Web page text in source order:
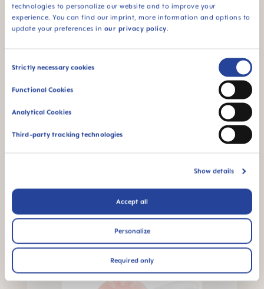
technologies to personalize our website and to improve your
experience. You can find our imprint, more information and options to
update your preferences in our privacy policy.
Consent
Strictly necessary cookies
Functional Cookies
Analytical Cookies
Third-party tracking technologies
Show details
Accept all
Personalize
Required only
ALTRE DOMANDE?
Inviaci un messaggio e ti risponderemo al
Prodotti MAM consigliati per voi
Salta la galleria dei prodotti